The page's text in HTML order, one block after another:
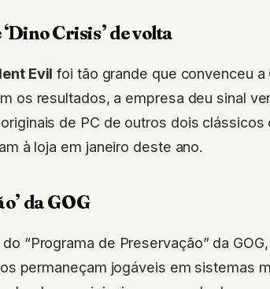
Crisis’ de volta
Evil foi tão grande que convenceu a
os resultados, a empresa deu sinal
de PC de outros dois clássicos
à loja em janeiro deste ano.
da GOG
“Programa de Preservação” da
permaneçam jogáveis em sistemas